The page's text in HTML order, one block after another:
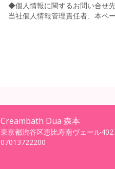
◆個人情報に関するお問い合せ先
当社個人情報管理責任者、本ペ
Creambath Dua 森本
東京都渋谷区恵比寿南ヴェール402
07013722200